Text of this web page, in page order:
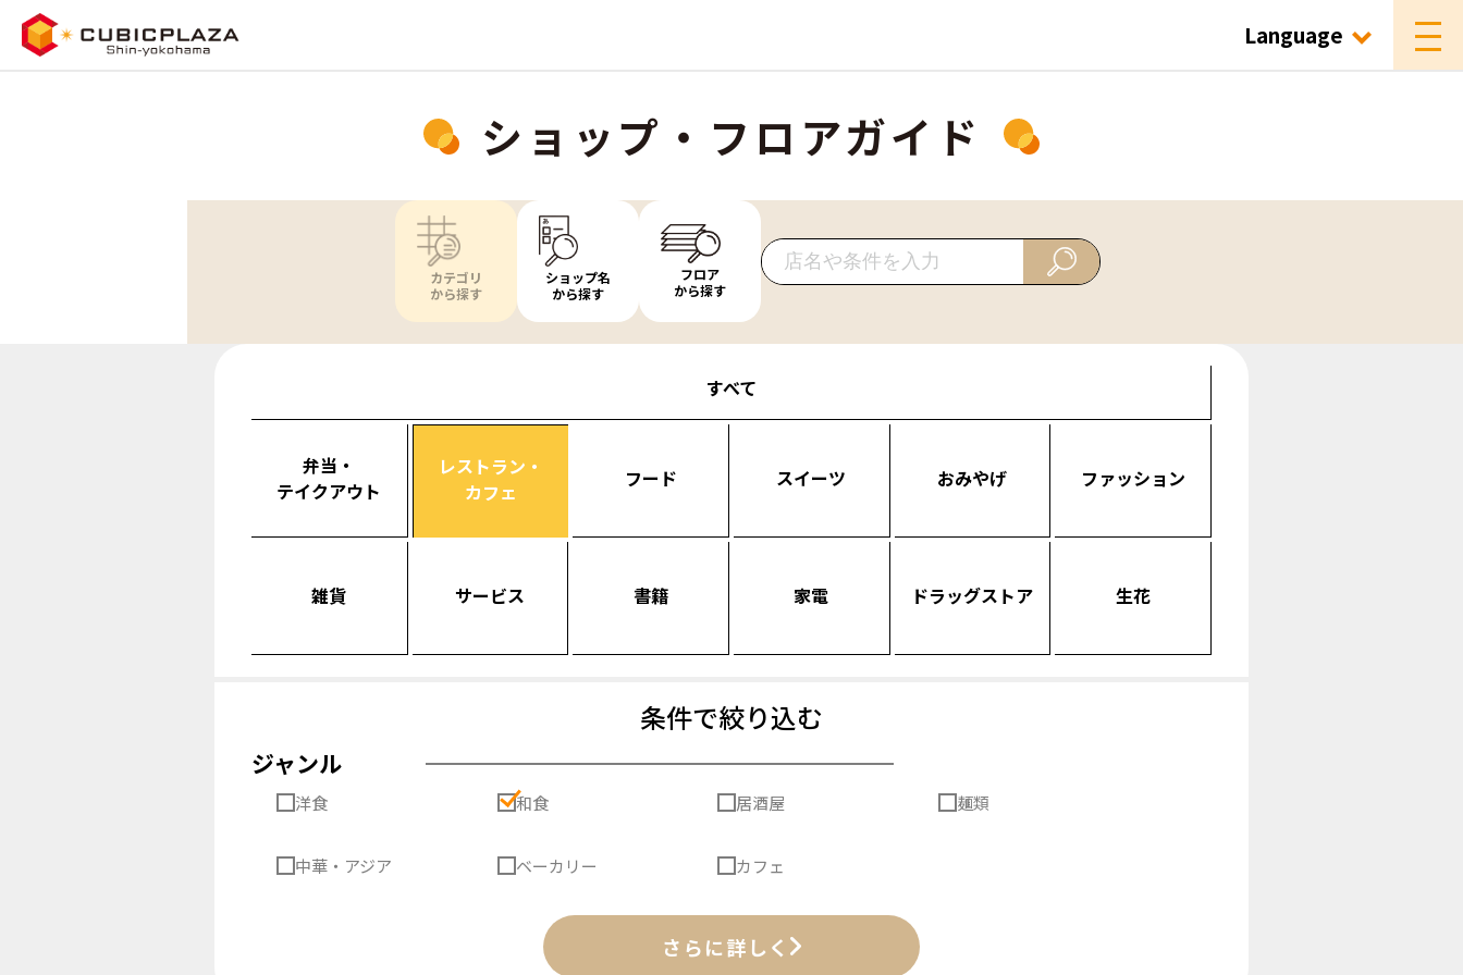
Language
ショップ・フロアガイド
カテゴリ
から探す
ショップ名
から探す
フロア
から探す
すべて
弁当・
テイクアウト
レストラン・
カフェ
フード スイーツ おみやげ ファッション
雑貨 サービス 書籍 家電 ドラッグストア 生花
条件で絞り込む
ジャンル
洋食 和食 居酒屋 麺類
中華・アジア ベーカリー カフェ
さらに詳しく